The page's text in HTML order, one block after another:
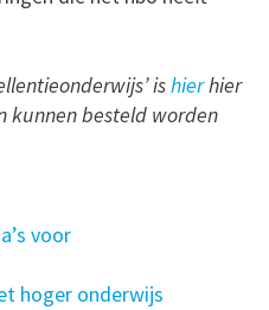
ishierhier
kunnen besteld worden
voor
hoger onderwijs